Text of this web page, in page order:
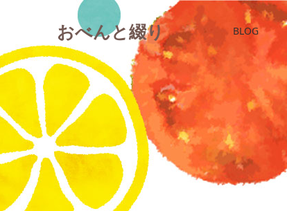
おべんと綴り BLOG